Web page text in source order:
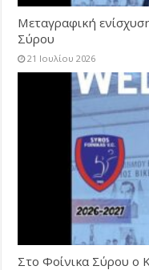
Μεταγραφική
Σύρου
21 Ιουλίου 2026
Στο Φοίνικα Σύρου ο